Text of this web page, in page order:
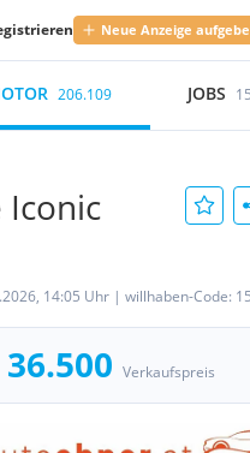
Neue Anzeige
206.109 JOBS
Iconic
14:05 Uhr | willhaben-Code:
Verkaufspreis